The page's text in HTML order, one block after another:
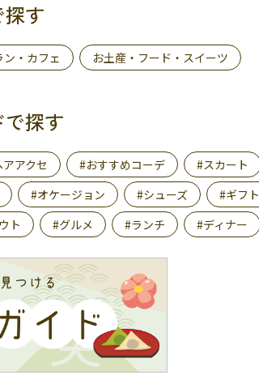
す
ン・カフェ お土産・フード・スイーツ
探す
アクセ #おすすめコーデ #スカート
#オケージョン #シューズ #ギフト
ト #グルメ #ランチ #ディナー